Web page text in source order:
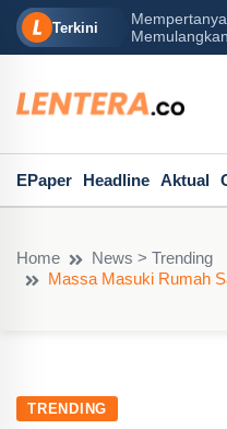
Terkini
Memulangkan
EPaper Headline Aktual
Home
News > Trending
Massa Masuki Rumah
TRENDING